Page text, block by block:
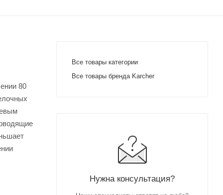
80
Все товары категории
Все товары бренда Karcher
Нужна консультация?